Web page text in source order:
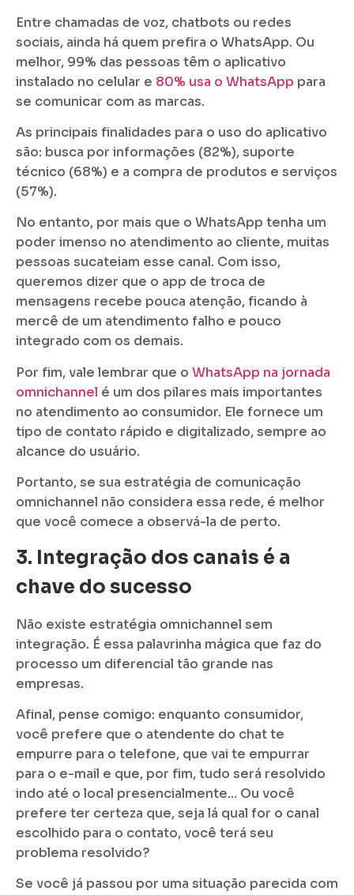
Entre chamadas de voz, chatbots ou redes
sociais, ainda há quem prefira o WhatsApp. Ou
melhor, 99% das pessoas têm o aplicativo
instalado no celular e 80% usa o WhatsApp para
se comunicar com as marcas.
As principais finalidades para o uso do aplicativo
são: busca por informações (82%), suporte
técnico (68%) e a compra de produtos e serviços
(57%).
No entanto, por mais que o WhatsApp tenha um
poder imenso no atendimento ao cliente, muitas
pessoas sucateiam esse canal. Com isso,
queremos dizer que o app de troca de
mensagens recebe pouca atenção, ficando à
mercê de um atendimento falho e pouco
integrado com os demais.
Por fim, vale lembrar que o WhatsApp na jornada
omnichannel é um dos pilares mais importantes
no atendimento ao consumidor. Ele fornece um
tipo de contato rápido e digitalizado, sempre ao
alcance do usuário.
Portanto, se sua estratégia de comunicação
omnichannel não considera essa rede, é melhor
que você comece a observá-la de perto.
3. Integração dos canais é a
chave do sucesso
Não existe estratégia omnichannel sem
integração. É essa palavrinha mágica que faz do
processo um diferencial tão grande nas
empresas.
Afinal, pense comigo: enquanto consumidor,
você prefere que o atendente do chat te
empurre para o telefone, que vai te empurrar
para o e-mail e que, por fim, tudo será resolvido
indo até o local presencialmente… Ou você
prefere ter certeza que, seja lá qual for o canal
escolhido para o contato, você terá seu
problema resolvido?
Se você já passou por uma situação parecida com